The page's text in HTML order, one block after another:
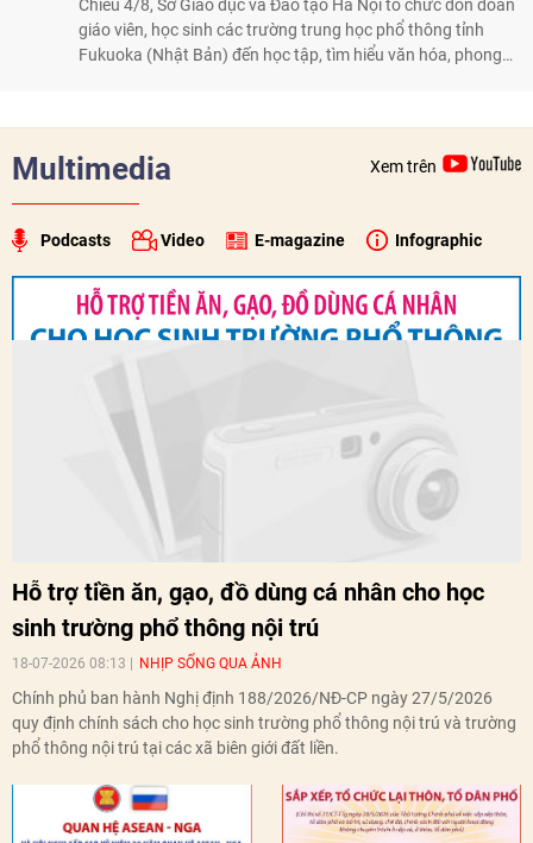
Chiều 4/8, Sở Giáo dục và Đào tạo Hà Nội tổ chức đón đoàn
giáo viên, học sinh các trường trung học phổ thông tỉnh
Fukuoka (Nhật Bản) đến học tập, tìm hiểu văn hóa, phong
Multimedia Xem trên
Podcasts Video E-magazine Infographic
Hỗ trợ tiền ăn, gạo, đồ dùng cá nhân cho học
sinh trường phổ thông nội trú
18-07-2026 08:13 NHỊP SỐNG QUA ẢNH
Chính phủ ban hành Nghị định 188/2026/NĐ-CP ngày 27/5/2026
quy định chính sách cho học sinh trường phổ thông nội trú và trường
phổ thông nội trú tại các xã biên giới đất liền.